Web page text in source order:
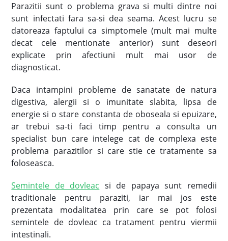
Parazitii sunt o problema grava si multi dintre noi
sunt infectati fara sa-si dea seama. Acest lucru se
datoreaza faptului ca simptomele (mult mai multe
decat cele mentionate anterior) sunt deseori
explicate prin afectiuni mult mai usor de
diagnosticat.
Daca intampini probleme de sanatate de natura
digestiva, alergii si o imunitate slabita, lipsa de
energie si o stare constanta de oboseala si epuizare,
ar trebui sa-ti faci timp pentru a consulta un
specialist bun care intelege cat de complexa este
problema parazitilor si care stie ce tratamente sa
foloseasca.
Semintele de dovleac si de papaya sunt remedii
traditionale pentru paraziti, iar mai jos este
prezentata modalitatea prin care se pot folosi
semintele de dovleac ca tratament pentru viermii
intestinali.